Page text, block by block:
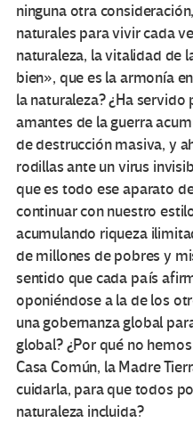
ninguna otra
naturales para vivir cada
naturaleza, la vitalidad de
bien», que es la armonía
la naturaleza? ¿Ha
amantes de la guerra
de destrucción masiva, y
rodillas ante un virus
que es todo ese aparato
continuar con nuestro
acumulando riqueza
de millones de pobres y
sentido que cada país
oponiéndose a la de los
una gobernanza global
global? ¿Por qué no
Casa Común, la Madre
cuidarla, para que todos
naturaleza incluida?